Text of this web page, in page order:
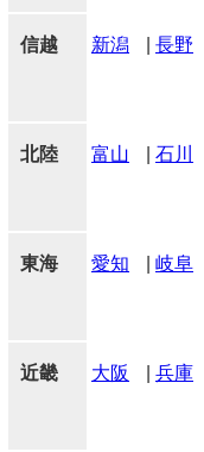
信越 新潟 長野
北陸 富山 石川
東海 愛知 岐阜
近畿 大阪 兵庫